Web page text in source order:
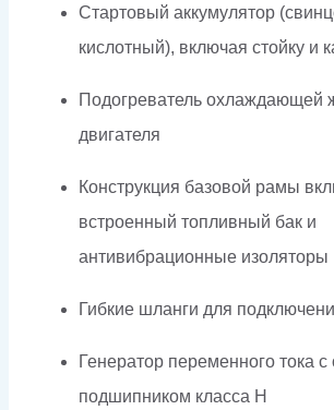
Стартовый аккумулятор
кислотный), включая стойку и
Подогреватель охлаждающей
двигателя
Конструкция базовой рамы
встроенный топливный бак и
антивибрационные изоляторы
Гибкие шланги для
Генератор переменного тока
подшипником класса H